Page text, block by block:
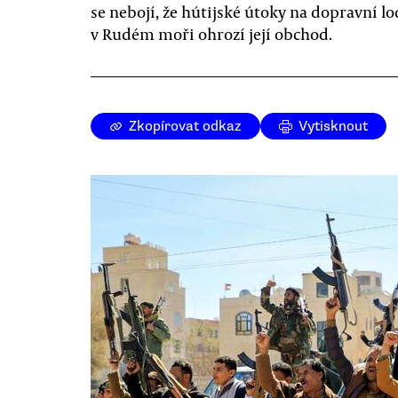
se nebojí, že hútijské útoky na dopravní
v Rudém moři ohrozí její obchod.
Zkopírovat odkaz Vytisknout